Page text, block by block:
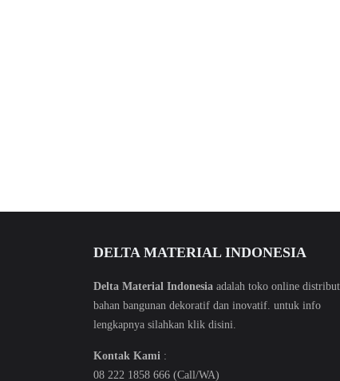
DELTA MATERIAL INDONESIA
Delta Material Indonesia adalah toko online
bahan bangunan dekoratif dan inovatif. untuk info
lengkapnya silahkan klik disini.
Kontak Kami :
08 222 1858 666 (Call/WA)